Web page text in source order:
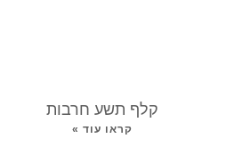
קלף תשע חרבות
קראו עוד »